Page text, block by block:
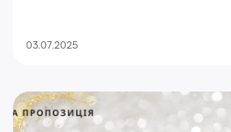
03.07.2025